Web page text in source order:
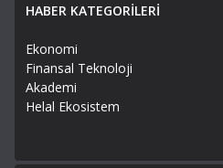
HABER KATEGORİLERİ
Ekonomi
Finansal Teknoloji
Akademi
Helal Ekosistem